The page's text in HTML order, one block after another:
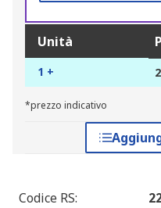
Unità
1 +
*prezzo indicativo
Codice RS: